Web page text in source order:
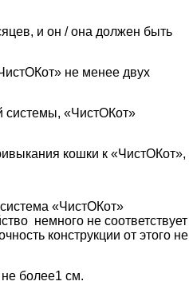
и он / она должен быть
не менее двух
системы, «ЧистОКот»
кошки к «ЧистОКот»,
«ЧистОКот»
немного не соответствует
конструкции от этого не
более1 см.